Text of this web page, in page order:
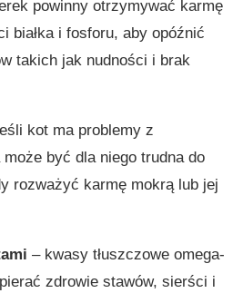
powinny otrzymywać karmę
białka i fosforu, aby opóźnić
takich jak nudności i brak
kot ma problemy z
może być dla niego trudna do
rozważyć karmę mokrą lub jej
– kwasy tłuszczowe omega-
zdrowie stawów, sierści i